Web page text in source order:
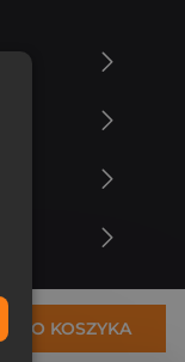
DO KOSZYKA